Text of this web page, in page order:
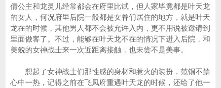
倩公主和龙灵儿经常都会在府里比试，但人家毕竟都是叶天龙
的女人，何况府里后院一般都是女眷们居住的地方，就是叶天
龙在的时候，其他男人都不会被允许入内，更不用说被邀请到
里面做客了。不过，能够在叶天龙不在的情况下进入后院，和
美貌的女神战士来一次近距离接触，也未尝不是美事。
想起了女神战士们那性感的身材和惹火的装扮，范铜不禁
心中一热，记得之前在飞凤府重遇叶天龙的时候，还给了他一